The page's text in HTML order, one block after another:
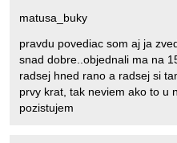
matusa_buky
pravdu povediac som aj ja
snad dobre..objednali ma na
radsej hned rano a radsej si
prvy krat, tak neviem ako to u
pozistujem